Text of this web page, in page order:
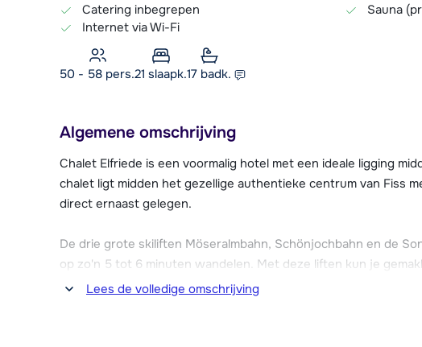
Catering inbegrepen
Internet via Wi-Fi
Sauna
50 - 58 pers.21 slaapk.17 badk.
Algemene omschrijving
Chalet Elfriede is een voormalig hotel met een ideale ligging
chalet ligt midden het gezellige authentieke centrum van Fiss
direct ernaast gelegen.
De drie grote skiliften Möseralmbahn, Schönjochbahn en de
op zo'n 5 tot 6 minuten wandelen. Met deze liften kun je
Serfaus en Ladis bereiken. Bij het tussenstation van de
Lees de volledige omschrijving